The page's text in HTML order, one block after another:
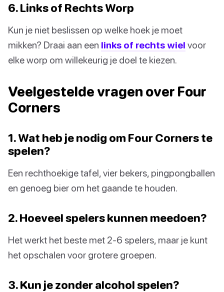
6. Links of Rechts Worp
Kun je niet beslissen op welke hoek je moet
mikken? Draai aan een links of rechts wiel voor
elke worp om willekeurig je doel te kiezen.
Veelgestelde vragen over Four
Corners
1. Wat heb je nodig om Four Corners te
spelen?
Een rechthoekige tafel, vier bekers, pingpongballen
en genoeg bier om het gaande te houden.
2. Hoeveel spelers kunnen meedoen?
Het werkt het beste met 2-6 spelers, maar je kunt
het opschalen voor grotere groepen.
3. Kun je zonder alcohol spelen?